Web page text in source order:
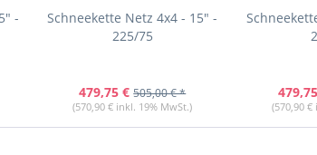
-
Schneekette Netz 4x4 - 15" -
225/75
479,75 € 505,00 € *
(570,90 € inkl. 19% MwSt.) (570,90 €